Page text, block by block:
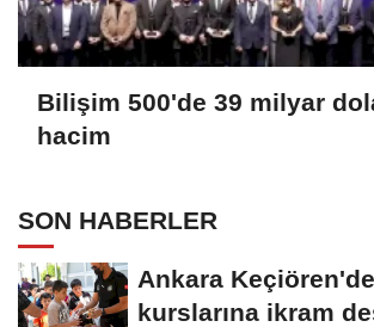
Bilişim 500'de 39 milyar
hacim
SON HABERLER
Ankara
kurslarına ikram